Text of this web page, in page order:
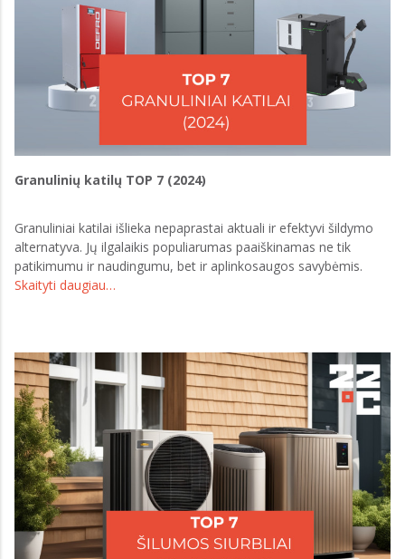
Granulinių katilų TOP 7 (2024)
Granuliniai katilai išlieka nepaprastai aktuali ir efektyvi šildymo
alternatyva. Jų ilgalaikis populiarumas paaiškinamas ne tik
patikimumu ir naudingumu, bet ir aplinkosaugos savybėmis.
Skaityti daugiau…